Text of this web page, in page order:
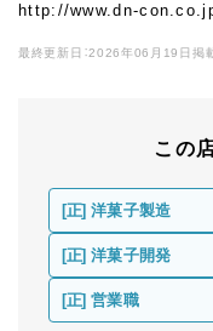
http://www.dn-
最終更新日：2026年06月19日 掲
この
[正] 洋菓子製造
[正] 洋菓子開発
[正] 営業職